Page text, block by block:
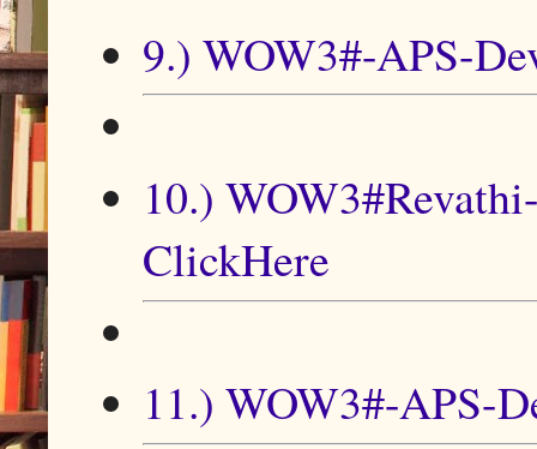
9.) WOW3#-APS-
10.)
ClickHere
11.) WOW3#-APS-